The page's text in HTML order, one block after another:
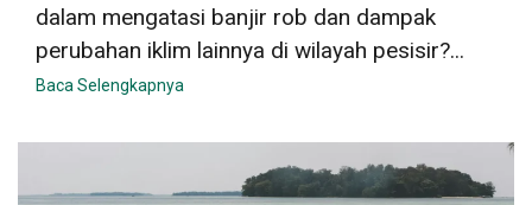
dalam mengatasi banjir rob dan dampak
perubahan iklim lainnya di wilayah pesisir?...
Baca Selengkapnya